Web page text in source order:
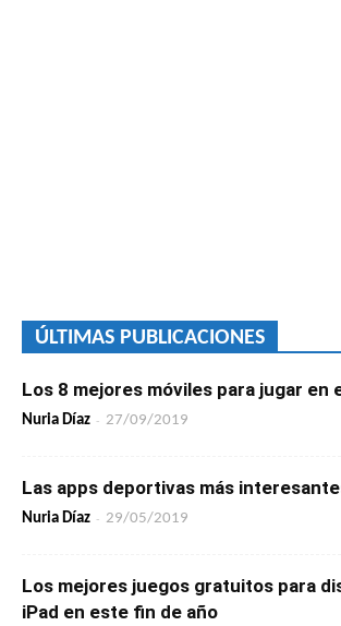
ÚLTIMAS PUBLICACIONES
Los 8 mejores móviles para jugar en
Nuria Díaz - 27/09/2019
Las apps deportivas más
Nuria Díaz - 29/05/2019
Los mejores juegos gratuitos para
iPad en este fin de año